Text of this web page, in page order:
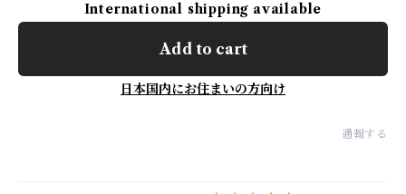
International shipping available
Add to cart
日本国内にお住まいの方向け
通報する